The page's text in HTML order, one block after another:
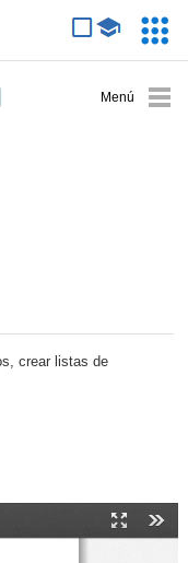
crear listas de